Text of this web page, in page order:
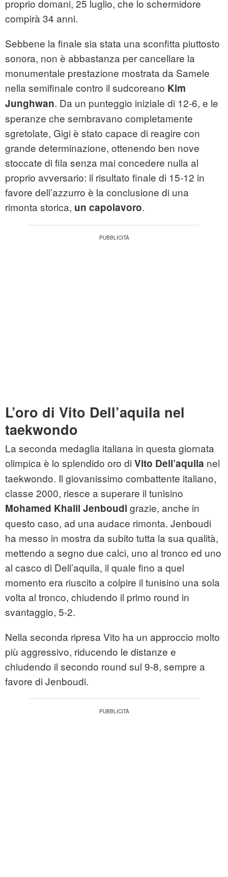
proprio domani, 25 luglio, che lo schermidore
compirà 34 anni.
Sebbene la finale sia stata una sconfitta piuttosto
sonora, non è abbastanza per cancellare la
monumentale prestazione mostrata da Samele
nella semifinale contro il sudcoreano Kim
Junghwan. Da un punteggio iniziale di 12-6, e le
speranze che sembravano completamente
sgretolate, Gigi è stato capace di reagire con
grande determinazione, ottenendo ben nove
stoccate di fila senza mai concedere nulla al
proprio avversario: il risultato finale di 15-12 in
favore dell’azzurro è la conclusione di una
rimonta storica, un capolavoro.
L’oro di Vito Dell’aquila nel
taekwondo
La seconda medaglia italiana in questa giornata
olimpica è lo splendido oro di Vito Dell’aquila nel
taekwondo. Il giovanissimo combattente italiano,
classe 2000, riesce a superare il tunisino
Mohamed Khalil Jenboudi grazie, anche in
questo caso, ad una audace rimonta. Jenboudi
ha messo in mostra da subito tutta la sua qualità,
mettendo a segno due calci, uno al tronco ed uno
al casco di Dell’aquila, il quale fino a quel
momento era riuscito a colpire il tunisino una sola
volta al tronco, chiudendo il primo round in
svantaggio, 5-2.
Nella seconda ripresa Vito ha un approccio molto
più aggressivo, riducendo le distanze e
chiudendo il secondo round sul 9-8, sempre a
favore di Jenboudi.